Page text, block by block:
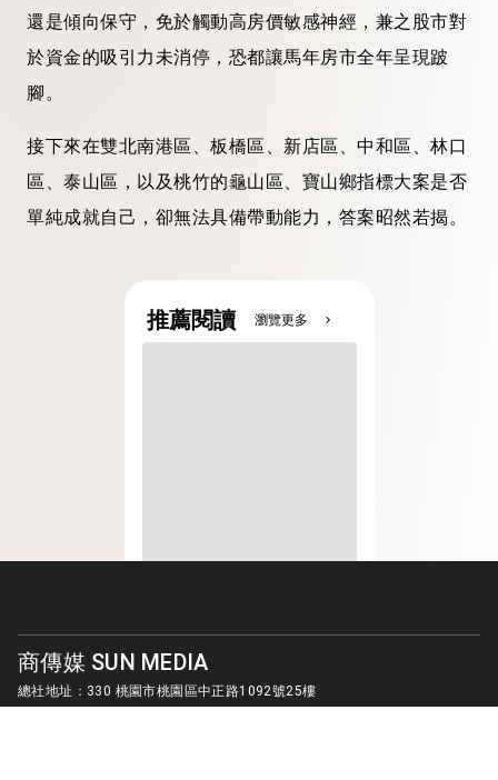
還是傾向保守，免於觸動高房價敏感神經，兼之股市對
於資金的吸引力未消停，恐都讓馬年房市全年呈現跛
腳。
接下來在雙北南港區、板橋區、新店區、中和區、林口
區、泰山區，以及桃竹的龜山區、寶山鄉指標大案是否
單純成就自己，卻無法具備帶動能力，答案昭然若揭。
推薦閱讀 瀏覽更多 chevron_right
商傳媒 SUN MEDIA
總社地址：330 桃園市桃園區中正路1092號25樓